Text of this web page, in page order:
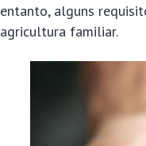
entanto, alguns
agricultura familiar.